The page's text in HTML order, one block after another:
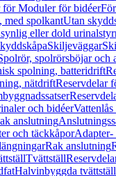
för Moduler för bidéer
med spolkantUtan
eller dold
Skiljeväggar
spolrörsböjar och
spolning, batteridrift
nätdriftReservdelar
och bidéer
anslutning
och täckkåporAdapter-
Rak anslutning
Tvättställ
Halvinbyggda tvättställ